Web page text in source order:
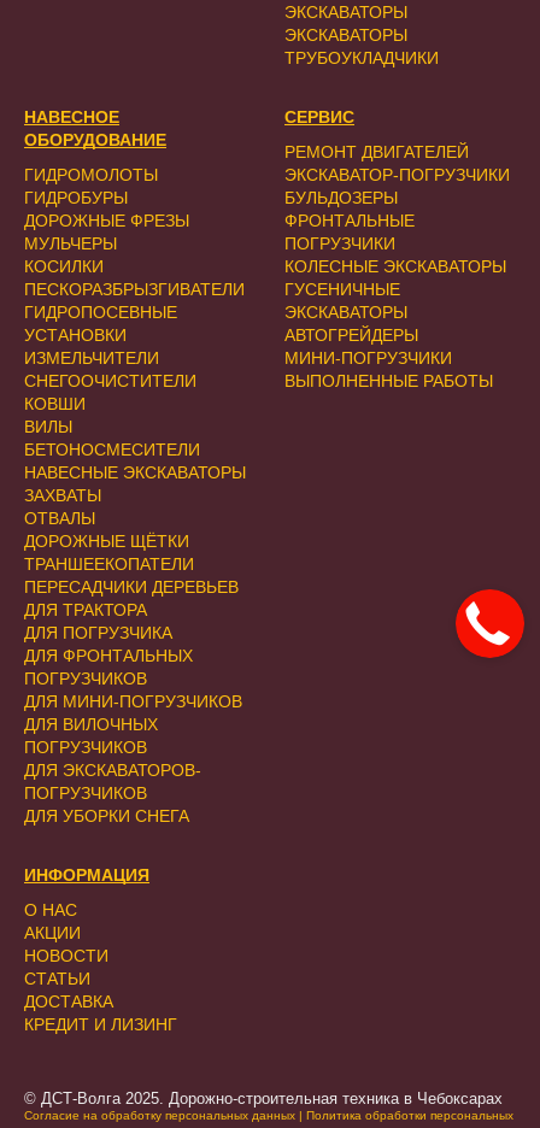
НАВЕСНОЕ
ОБОРУДОВАНИЕ
ГИДРОМОЛОТЫ
ГИДРОБУРЫ
ДОРОЖНЫЕ ФРЕЗЫ
МУЛЬЧЕРЫ
КОСИЛКИ
ПЕСКОРАЗБРЫЗГИВАТЕЛИ
ГИДРОПОСЕВНЫЕ
УСТАНОВКИ
ИЗМЕЛЬЧИТЕЛИ
СНЕГООЧИСТИТЕЛИ
КОВШИ
ВИЛЫ
БЕТОНОСМЕСИТЕЛИ
НАВЕСНЫЕ ЭКСКАВАТОРЫ
ЗАХВАТЫ
ОТВАЛЫ
ДОРОЖНЫЕ ЩЁТКИ
ТРАНШЕЕКОПАТЕЛИ
ПЕРЕСАДЧИКИ ДЕРЕВЬЕВ
ДЛЯ ТРАКТОРА
ДЛЯ ПОГРУЗЧИКА
ДЛЯ ФРОНТАЛЬНЫХ
ПОГРУЗЧИКОВ
ДЛЯ МИНИ-ПОГРУЗЧИКОВ
ДЛЯ ВИЛОЧНЫХ
ПОГРУЗЧИКОВ
ДЛЯ ЭКСКАВАТОРОВ-
ПОГРУЗЧИКОВ
ДЛЯ УБОРКИ СНЕГА
ЭКСКАВАТОРЫ
ЭКСКАВАТОРЫ
ТРУБОУКЛАДЧИКИ
СЕРВИС
РЕМОНТ ДВИГАТЕЛЕЙ
ЭКСКАВАТОР-ПОГРУЗЧИКИ
БУЛЬДОЗЕРЫ
ФРОНТАЛЬНЫЕ
ПОГРУЗЧИКИ
КОЛЕСНЫЕ ЭКСКАВАТОРЫ
ГУСЕНИЧНЫЕ
ЭКСКАВАТОРЫ
АВТОГРЕЙДЕРЫ
МИНИ-ПОГРУЗЧИКИ
ВЫПОЛНЕННЫЕ РАБОТЫ
ИНФОРМАЦИЯ
О НАС
АКЦИИ
НОВОСТИ
СТАТЬИ
ДОСТАВКА
КРЕДИТ И ЛИЗИНГ
© ДСТ-Волга 2025. Дорожно-строительная техника в Чебоксарах
Согласие на обработку персональных данных | Политика обработки персональных